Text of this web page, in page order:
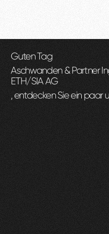
Guten Tag
Aschwanden & Partner
ETH/SIA AG
, entdecken Sie ein paar